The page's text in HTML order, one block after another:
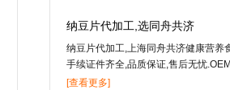
纳豆片代加工,选同舟共济
纳豆片代加工,上海同舟共济健康营养
手续证件齐全,品质保证,售后无忧
经纳豆菌发酵而成的一种微生态、健康
[查看更多]